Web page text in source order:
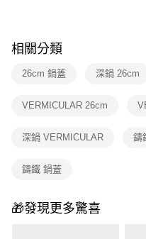
宅配
每筆NT$100，滿NT$999(含
相關分類
26cm 鍋蓋 深鍋 26cm
VERMICULAR 26cm
深鍋 VERMICULAR 鑄
鑄鐵 鍋蓋
🎁發現更多驚喜